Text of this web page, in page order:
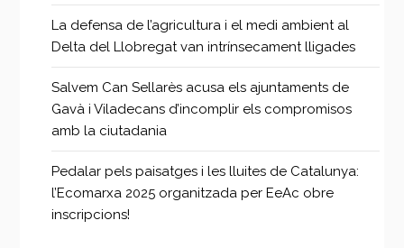
La defensa de l’agricultura i el medi ambient al
Delta del Llobregat van intrínsecament lligades
Salvem Can Sellarès acusa els ajuntaments de
Gavà i Viladecans d’incomplir els compromisos
amb la ciutadania
Pedalar pels paisatges i les lluites de Catalunya:
l’Ecomarxa 2025 organitzada per EeAc obre
inscripcions!